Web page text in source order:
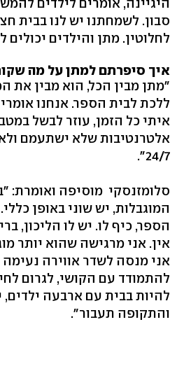
היגיינה, אומרים לילדים
סבון. לשמחתנו יש לנו בבית
לחלוטין. מתן והילדים
איך סיפרתם למתן על מה
"מתן מבין הכל, הוא מבין את
ללכת לבית הספר. אנחנו
איתי כל הזמן, עוזר לבשל
אלטרנטיבות שלא ישתעמם ולא
24/7".
סלומזנסקי מוסיפה ואומרת:
המוגבלות, יש שוני באופן
הספר, כיף לו. יש לו הליכון,
אין. אני מרגישה שהוא יותר
אני מנסה לשדר אווירה
להתמודד עם הקושי, לגרום
להיות בבית עם ארבעה ילדים,
והתקופה תעבור".